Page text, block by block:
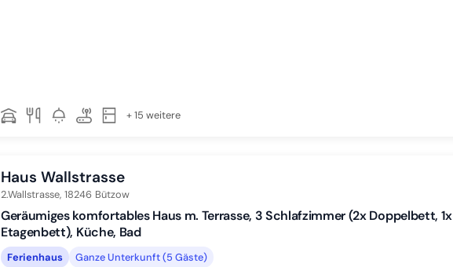
+ 15 weitere
Haus Wallstrasse
2.Wallstrasse, 18246 Bützow
Geräumiges komfortables Haus m. Terrasse, 3 Schlafzimmer (2x Doppelbett, 1x
Etagenbett), Küche, Bad
Ferienhaus Ganze Unterkunft (5 Gäste)